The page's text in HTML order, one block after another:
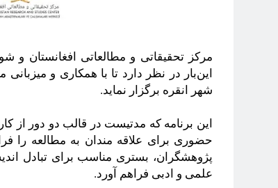
مرکز تحقیقاتی و مطالعاتی افغانستان و
این‌بار در نظر دارد تا با همکاری و
شهر انقره برگزار نماید.
این برنامه که مدتیست در قالب دو دور از
حضوری برای علاقه ‌مندان به مطالعه را
پژوهشگران، بستری مناسب برای تبادل
علمی و ادبی فراهم ‌آورد.